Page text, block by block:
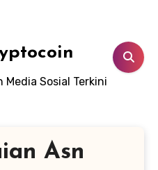
Sosial Terkini
Asn